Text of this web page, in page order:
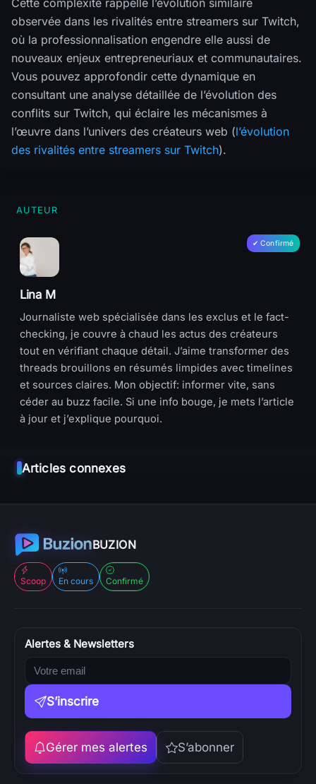
Cette complexité rappelle l’évolution similaire
observée dans les rivalités entre streamers sur Twitch,
où la professionnalisation engendre elle aussi de
nouveaux enjeux entrepreneuriaux et communautaires.
Vous pouvez approfondir cette dynamique en
consultant une analyse détaillée de l’évolution des
conflits sur Twitch, qui éclaire les mécanismes à
l’œuvre dans l’univers des créateurs web (l’évolution
des rivalités entre streamers sur Twitch).
AUTEUR
Lina M
Journaliste web spécialisée dans les exclus et le fact-
checking, je couvre à chaud les actus des créateurs
tout en vérifiant chaque détail. J’aime transformer des
threads brouillons en résumés limpides avec timelines
et sources claires. Mon objectif: informer vite, sans
céder au buzz facile. Si une info bouge, je mets l’article
à jour et j’explique pourquoi.
Articles connexes
BUZION
Scoop En cours Confirmé
Alertes & Newsletters
S’inscrire
Gérer mes alertes S’abonner